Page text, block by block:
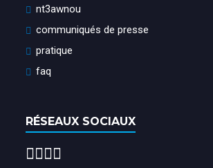
nt3awnou
communiqués de presse
pratique
faq
RÉSEAUX SOCIAUX